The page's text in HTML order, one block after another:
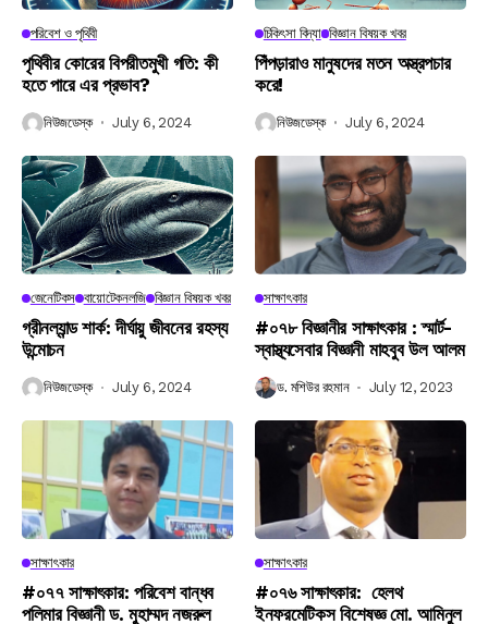
পরিবেশ ও পৃথিবী
পৃথিবীর কোরের বিপরীতমুখী গতি: কী
হতে পারে এর প্রভাব?
নিউজডেস্ক July 6, 2024
চিকিৎসা বিদ্যা বিজ্ঞান বিষয়ক খবর
পিঁপড়ারাও মানুষদের মতন অস্ত্রপচার
করে!
নিউজডেস্ক July 6, 2024
জেনেটিকস বায়োটেকনলজি বিজ্ঞান বিষয়ক খবর
গ্রীনল্যান্ড শার্ক: দীর্ঘায়ু জীবনের রহস্য
উন্মোচন
নিউজডেস্ক July 6, 2024
সাক্ষাৎকার
#০৭৮ বিজ্ঞানীর সাক্ষাৎকার : স্মার্ট-
স্বাস্থ্যসেবার বিজ্ঞানী মাহবুব উল আলম
ড. মশিউর রহমান July 12, 2023
সাক্ষাৎকার
#০৭৭ সাক্ষাৎকার: পরিবেশ বান্ধব
পলিমার বিজ্ঞানী ড. মুহাম্মদ নজরুল
সাক্ষাৎকার
#০৭৬ সাক্ষাৎকার: হেলথ
ইনফরমেটিকস বিশেষজ্ঞ মো. আমিনুল